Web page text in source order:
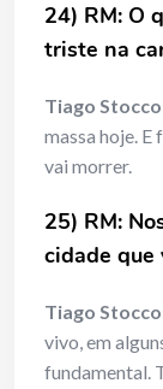
24) RM: O
triste na
Tiago
massa hoje. E
vai morrer.
25) RM:
cidade que
Tiago
vivo, em
fundamental.